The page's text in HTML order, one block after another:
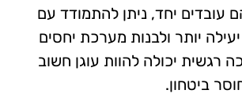
עובדים יחד, ניתן להתמודד עם
יותר ולבנות מערכת יחסים
רגשית יכולה להוות עוגן חשוב
ביטחון.